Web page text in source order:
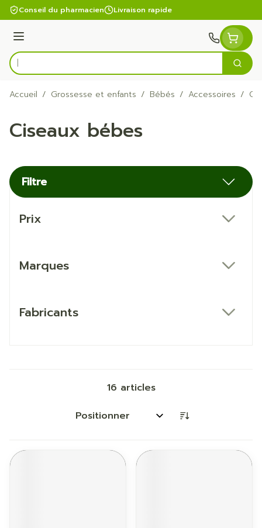
Aller au contenu
Conseil du pharmacien Livraison rapide
Menu
Rechercher
Accueil / Grossesse et enfants / Bébés / Accessoires /
Ciseaux bébes
Filtre
Prix
Marques
Fabricants
16 articles
Trier par: